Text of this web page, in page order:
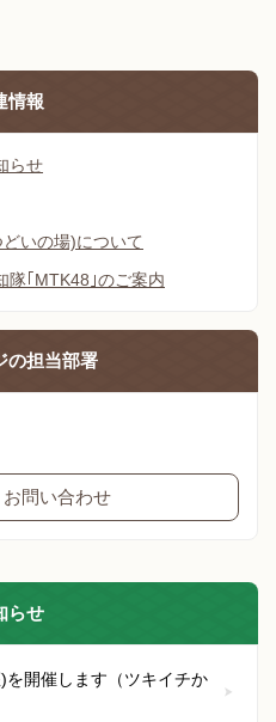
情報
らせ
いの場)について
隊｢MTK48｣のご案内
の担当部署
お問い合わせ
らせ
開催します（ツキイチか